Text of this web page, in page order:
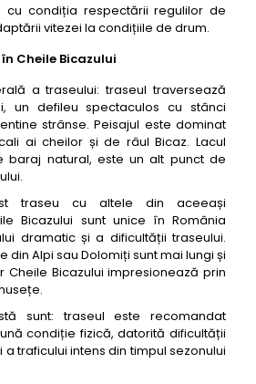
cu condiția respectării regulilor de
vitezei la condițiile de drum.
Cheile Bicazului
a traseului: traseul traversează
un defileu spectaculos cu stânci
strânse. Peisajul este dominat
ai cheilor și de râul Bicaz. Lacul
baraj natural, este un alt punct de
traseu cu altele din aceeași
Bicazului sunt unice în România
dramatic și a dificultății traseului.
din Alpi sau Dolomiți sunt mai lungi și
Cheile Bicazului impresionează prin
sunt: traseul este recomandat
condiție fizică, datorită dificultății
traficului intens din timpul sezonului